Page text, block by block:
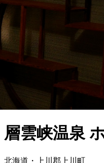
層雲峡温泉
北海道・上川郡上川町